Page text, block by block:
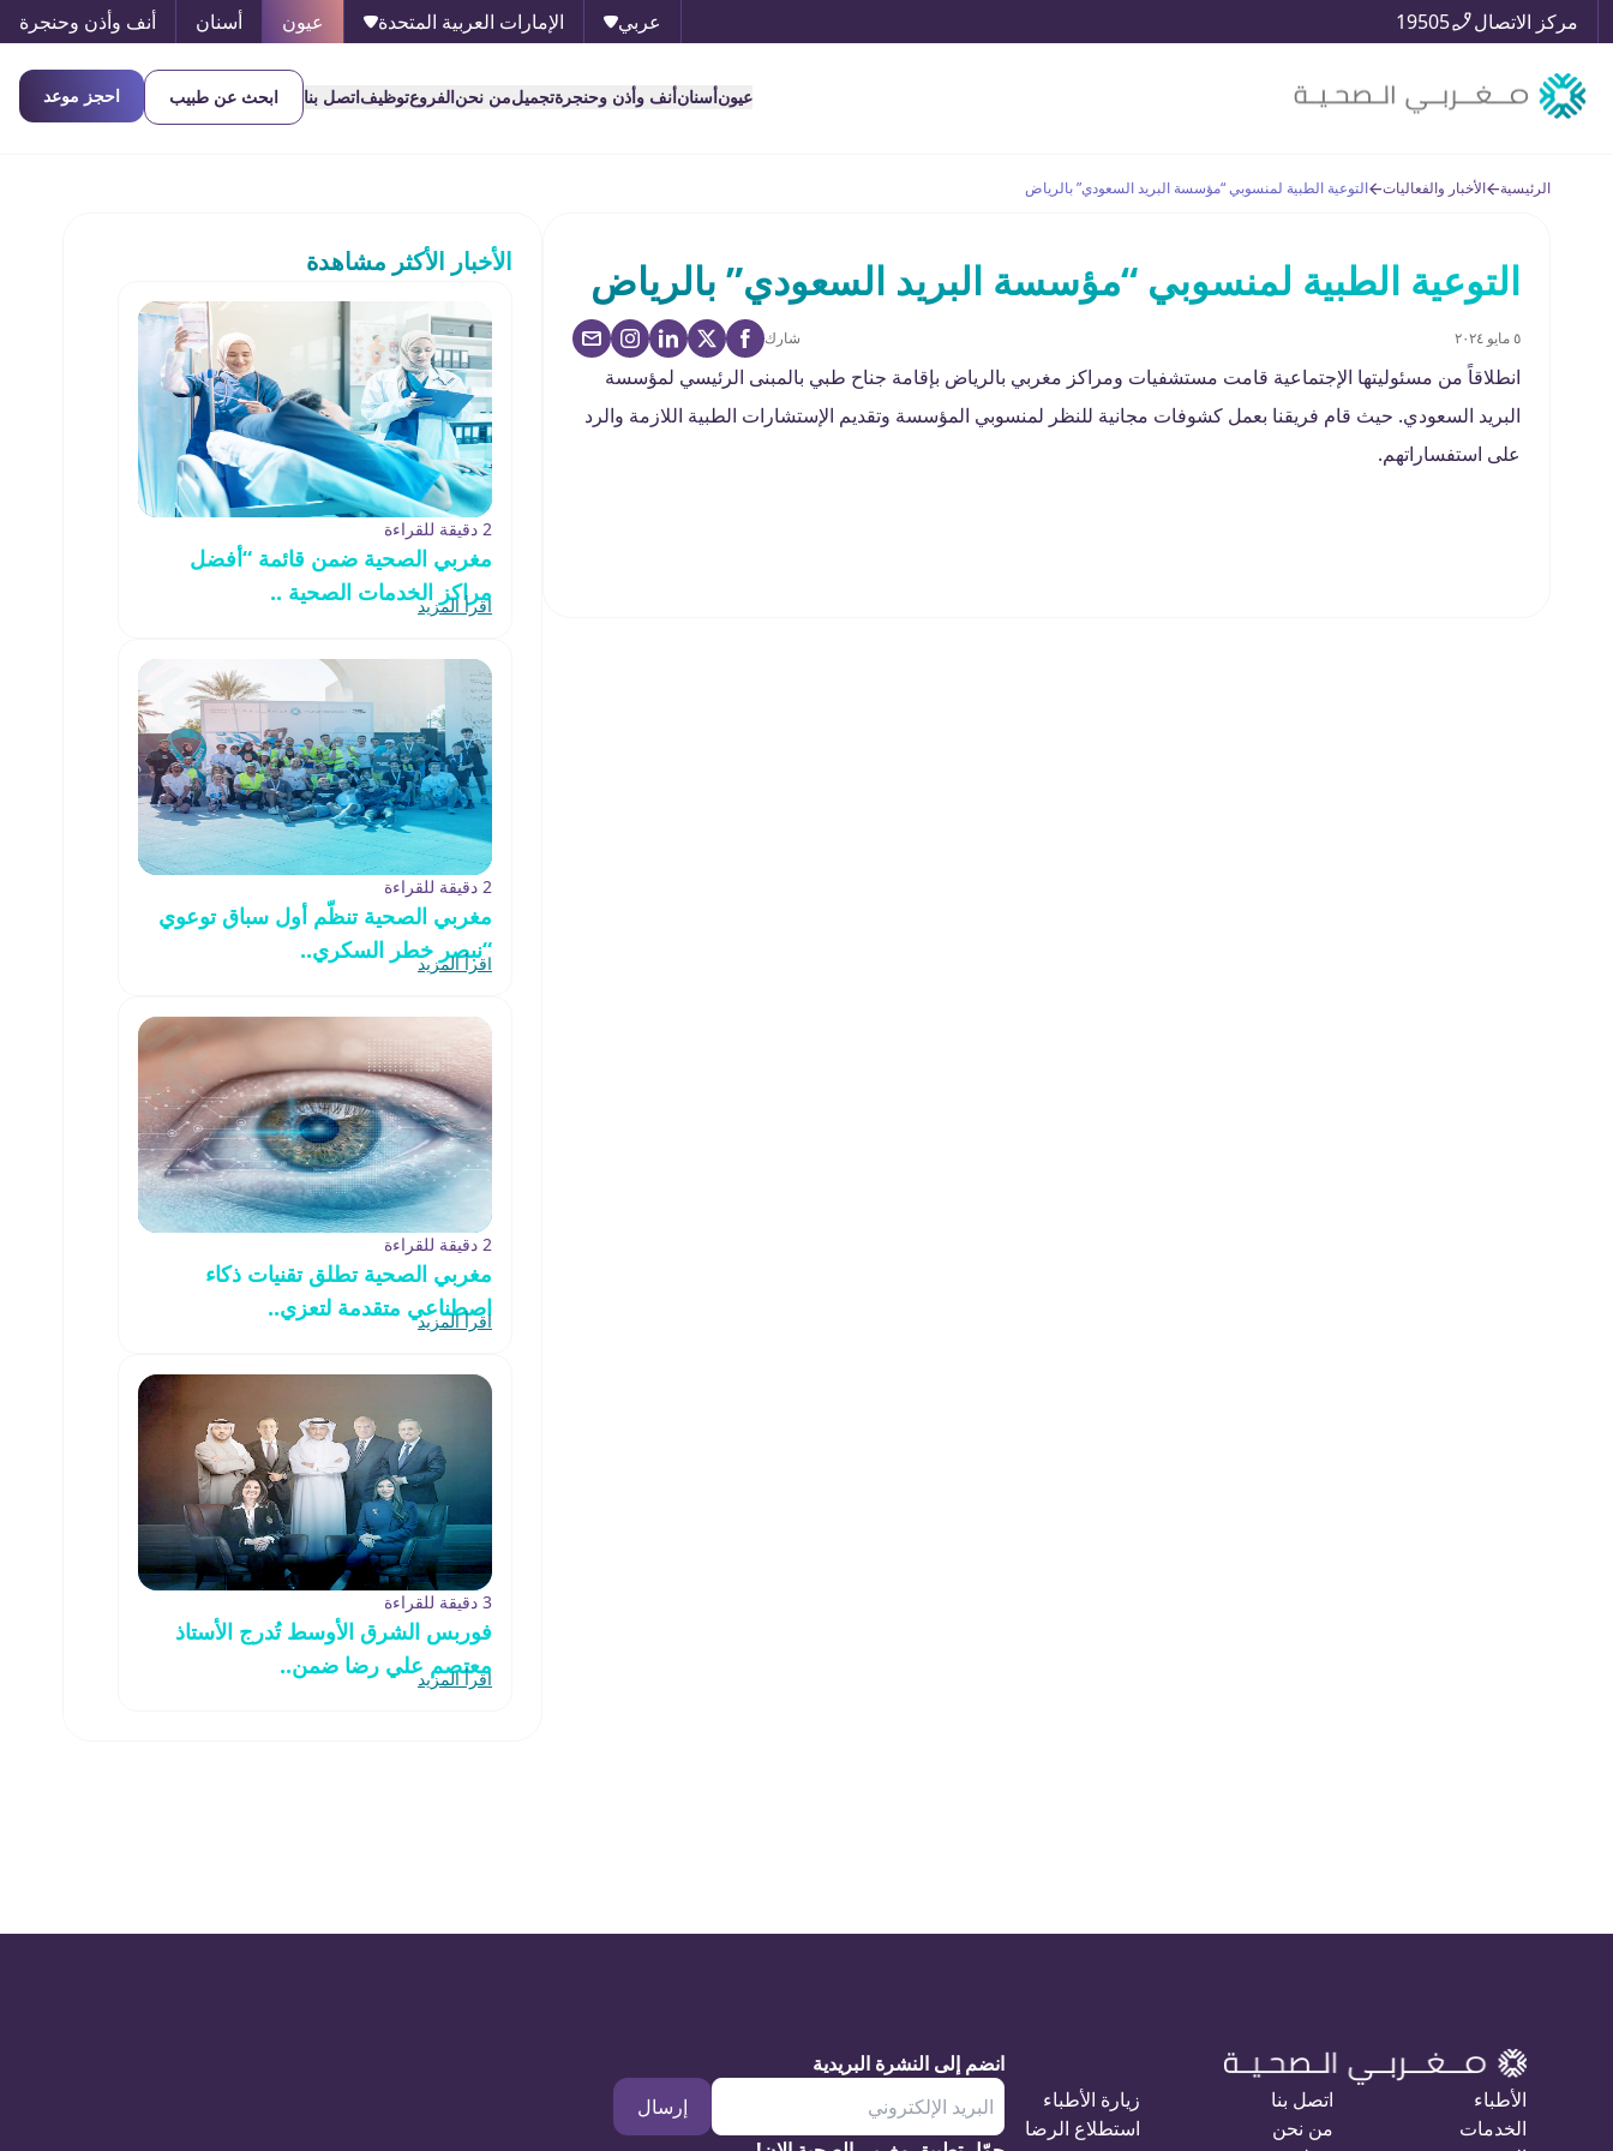
مركز الاتصال 19505 عربي الإمارات العربية المتحدة عيون أسنان أنف وأذن وحنجرة
عيونأسنانأنف وأذن وحنجرةتجميلمن نحنالفروعتوظيفاتصل بنا ابحث عن طبيب احجز موعد
الرئيسية الأخبار والفعاليات التوعية الطبية لمنسوبي “مؤسسة البريد السعودي” بالرياض
التوعية الطبية لمنسوبي “مؤسسة البريد السعودي” بالرياض
٥ مايو ٢٠٢٤ شارك
انطلاقاً من مسئوليتها الإجتماعية قامت مستشفيات ومراكز مغربي بالرياض بإقامة جناح طبي بالمبنى الرئيسي لمؤسسة
البريد السعودي. حيث قام فريقنا بعمل كشوفات مجانية للنظر لمنسوبي المؤسسة وتقديم الإستشارات الطبية اللازمة والرد
على استفساراتهم.
الأخبار الأكثر مشاهدة
2 دقيقة للقراءة
مغربي الصحية ضمن قائمة “أفضل
مراكز الخدمات الصحية ..
اقرأ المزيد
2 دقيقة للقراءة
مغربي الصحية تنظّم أول سباق توعوي
“نبصر خطر السكري..
اقرأ المزيد
2 دقيقة للقراءة
مغربي الصحية تطلق تقنيات ذكاء
اصطناعي متقدمة لتعزي..
اقرأ المزيد
3 دقيقة للقراءة
فوربس الشرق الأوسط تُدرج الأستاذ
معتصم علي رضا ضمن..
اقرأ المزيد
الأطباء
الخدمات
اتصل بنا
من نحن
زيارة الأطباء
استطلاع الرضا
انضم إلى النشرة البريدية
إرسال